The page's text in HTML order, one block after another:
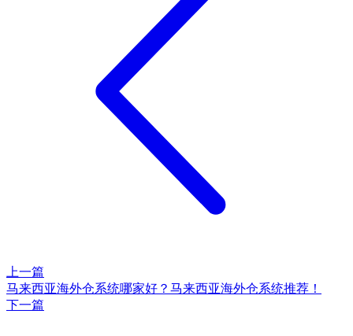
上一篇
马来西亚海外仓系统哪家好？马来西亚海外仓系统推荐！
下一篇